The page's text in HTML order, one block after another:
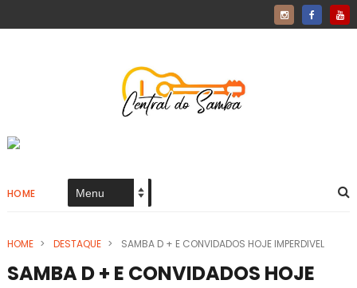
HOME
HOME > DESTAQUE > SAMBA D + E CONVIDADOS HOJE IMPERDIVEL
SAMBA D + E CONVIDADOS HOJE